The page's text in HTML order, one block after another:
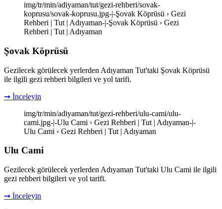
img/tr/min/adiyaman/tut/gezi-rehberi/sovak-
koprusu/sovak-koprusu.jpg-|-Şovak Köprüsü › Gezi
Rehberi | Tut | Adıyaman-|-Şovak Köprüsü › Gezi
Rehberi | Tut | Adıyaman
Şovak Köprüsü
Gezilecek görülecek yerlerden Adıyaman Tut'taki Şovak Köprüsü
ile ilgili gezi rehberi bilgileri ve yol tarifi.
➞ İnceleyin
img/tr/min/adiyaman/tut/gezi-rehberi/ulu-cami/ulu-
cami.jpg-|-Ulu Cami › Gezi Rehberi | Tut | Adıyaman-|-
Ulu Cami › Gezi Rehberi | Tut | Adıyaman
Ulu Cami
Gezilecek görülecek yerlerden Adıyaman Tut'taki Ulu Cami ile ilgili
gezi rehberi bilgileri ve yol tarifi.
➞ İnceleyin